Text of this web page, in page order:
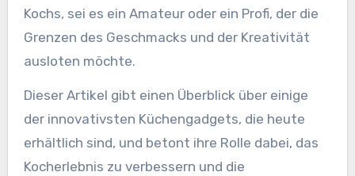
Kochs, sei es ein Amateur oder ein Profi, der die
Grenzen des Geschmacks und der Kreativität
ausloten möchte.
Dieser Artikel gibt einen Überblick über einige
der innovativsten Küchengadgets, die heute
erhältlich sind, und betont ihre Rolle dabei, das
Kocherlebnis zu verbessern und die